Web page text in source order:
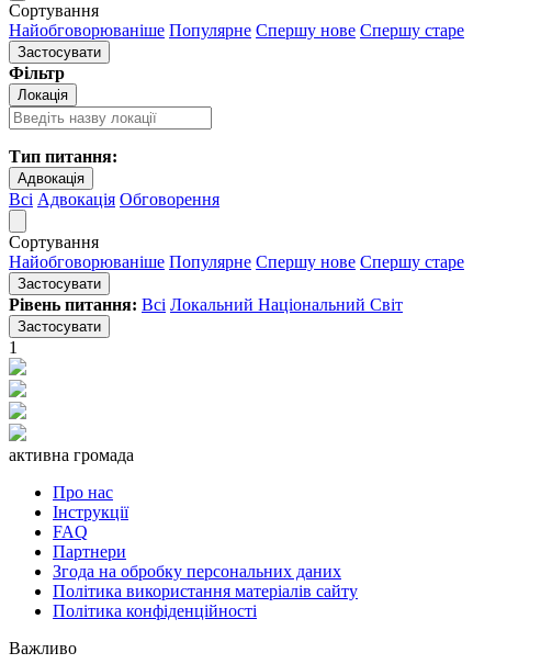
Сортування
Найобговорюваніше Популярне Спершу нове Спершу старе
Застосувати
Фільтр
Локація
Тип питання:
Адвокація
Всі Адвокація Обговорення
Сортування
Найобговорюваніше Популярне Спершу нове Спершу старе
Застосувати
Рівень питання: Всі Локальний Національний Світ
Застосувати
1
активна громада
Про нас
Інструкції
FAQ
Партнери
Згода на обробку персональних даних
Політика використання матеріалів сайту
Політика конфіденційності
Важливо